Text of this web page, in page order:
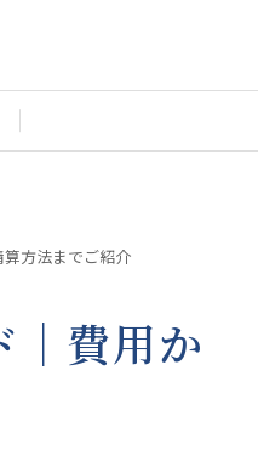
算方法までご紹介
｜費用か